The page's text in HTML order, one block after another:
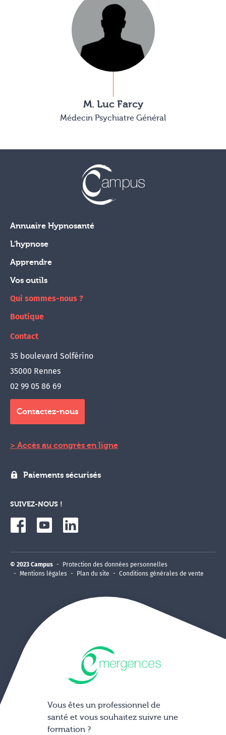
M. Luc Farcy
Médecin Psychiatre Général
Annuaire Hypnosanté
L'hypnose
Apprendre
Vos outils
Qui sommes-nous ?
Boutique
Contact
35 boulevard Solférino
35000 Rennes
02 99 05 86 69
Contactez-nous
Accès au congrès en ligne
Paiements sécurisés
SUIVEZ-NOUS !
© 2023 Campus
Protection des données personnelles
Mentions légales
Plan du site Conditions générales de vente
Vous êtes un professionnel de
santé et vous souhaitez suivre une
formation ?